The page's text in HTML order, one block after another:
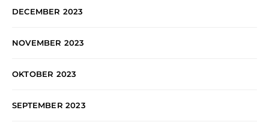
DECEMBER 2023
NOVEMBER 2023
OKTOBER 2023
SEPTEMBER 2023